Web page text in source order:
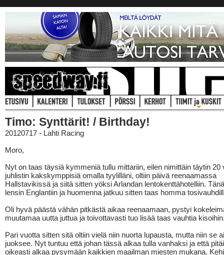
Timo: Synttärit! / Birthday!
20120717 - Lahti Racing
Moro,
Nyt on taas täysiä kymmeniä tullu mittariin, eilen nimittäin täytin 20
juhlistin kakskymppisiä omalla tyylilläni, oltiin päivä reenaamassa
Hallstavikissä ja siitä sitten yöksi Arlandan lentokenttähotelliin.
lensin Englantiin ja huomenna jatkuu sitten taas homma
Oli hyvä päästä vähän pitkästä aikaa reenaamaan, pystyi
muutamaa uutta juttua ja toivottavasti tuo lisää taas vauhtia
Pari vuotta sitten sitä oltiin vielä niin nuorta lupausta, mutta niin se
juoksee. Nyt tuntuu että johan tässä alkaa tulla vanhaksi ja että
oikeasti alkaa pysymään kaikkien maailman miesten mukana.